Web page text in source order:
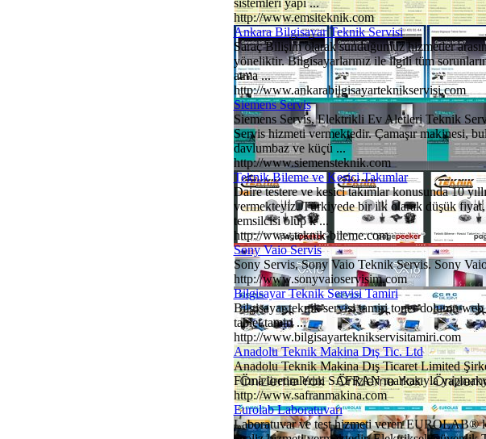
sistemleri yapı ...
http://www.emsiteknik.com
Ankara Bilgisayar Teknik Servisi
Saraç Bilişim olarak sunduğumuz hizmetler
yöneliktir. Bilgisayarlarınız ile ilgili tüm
atma ...
http://www.ankarabilgisayarteknikservisi.com
Siemens Servis
Siemens Servis, Elektrikli Ev Aletleri Teknik
Servis hizmeti vermektedir. Çamaşır makinesi,
davlumbaz ve küçü ...
http://www.siemensteknik.com
Teknik Bileme ve Kesici Takımlar
Daire testere ve kesici takımlar konusunda 10
vermekteyiz. Türkiyede bir ilk olarak düşük
temsilcisi olup k ...
http://www.teknik-bileme.com
Sony Vaio Servis
Sony Servis, Sony Vaio Teknik Servis. Sony
http://www.sonyvaioservisim.com
Bilgisayar Teknik Servisi Tamiri
Bilgisayar teknik servisi tamiri toner dolumu web
tablet tamiri ...
http://www.bilgisayarteknikservisitamiri.com
Anadolu Teknik Makina Dış Tic. Ltd
Anadolu Teknik Makina Dış Ticaret Limited
Firma üretimlerini SAFRAN markasıyla
http://www.safranmakina.com
Eurolab Laboratuvarı
Laboratuvar ve test hizmeti veren EUROLAB®